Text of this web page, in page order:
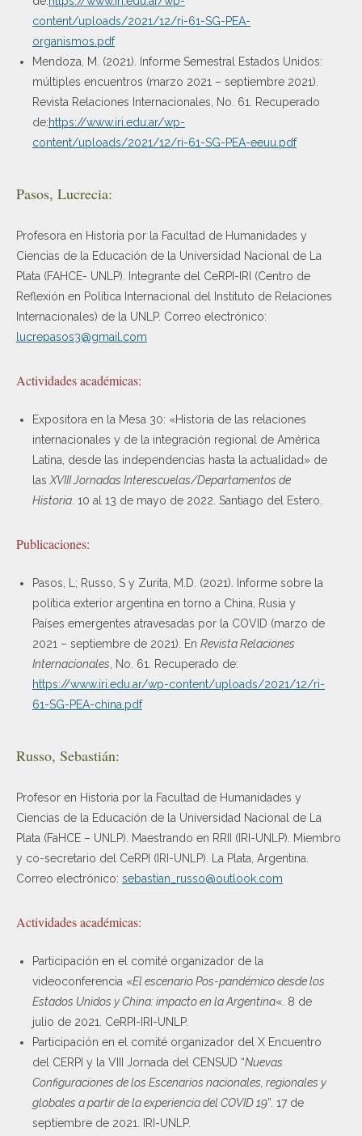
content/uploads/2021/12/ri-61-SG-PEA-
organismos.pdf
Mendoza, M. (2021). Informe Semestral Estados Unidos:
múltiples encuentros (marzo 2021 – septiembre 2021).
Revista Relaciones Internacionales, No. 61. Recuperado
de:https://www.iri.edu.ar/wp-
content/uploads/2021/12/ri-61-SG-PEA-eeuu.pdf
Pasos, Lucrecia:
Profesora en Historia por la Facultad de Humanidades y
Ciencias de la Educación de la Universidad Nacional de La
Plata (FAHCE- UNLP). Integrante del CeRPI-IRI (Centro de
Reflexión en Política Internacional del Instituto de Relaciones
Internacionales) de la UNLP. Correo electrónico:
lucrepasos3@gmail.com
Actividades académicas:
Expositora en la Mesa 30: «Historia de las relaciones
internacionales y de la integración regional de América
Latina, desde las independencias hasta la actualidad» de
las XVIII Jornadas Interescuelas/Departamentos de
Historia . 10 al 13 de mayo de 2022. Santiago del Estero.
Publicaciones:
Pasos, L; Russo, S y Zurita, M.D. (2021). Informe sobre la
política exterior argentina en torno a China, Rusia y
Países emergentes atravesadas por la COVID (marzo de
2021 – septiembre de 2021). En Revista Relaciones
Internacionales , No. 61. Recuperado de:
https://www.iri.edu.ar/wp-content/uploads/2021/12/ri-
61-SG-PEA-china.pdf
Russo, Sebastián:
Profesor en Historia por la Facultad de Humanidades y
Ciencias de la Educación de la Universidad Nacional de La
Plata (FaHCE – UNLP). Maestrando en RRII (IRI-UNLP). Miembro
y co-secretario del CeRPI (IRI-UNLP). La Plata, Argentina.
Correo electrónico: sebastian_russo@outlook.com
Actividades académicas:
Participación en el comité organizador de la
videoconferencia «El escenario Pos-pandémico desde los
Estados Unidos y China: impacto en la Argentina«. 8 de
julio de 2021. CeRPI-IRI-UNLP.
Participación en el comité organizador del X Encuentro
del CERPI y la VIII Jornada del CENSUD “Nuevas
Configuraciones de los Escenarios nacionales, regionales y
globales a partir de la experiencia del COVID 19”. 17 de
septiembre de 2021. IRI-UNLP.